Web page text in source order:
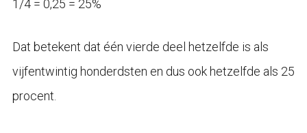
1/4 = 0,25 = 25%
Dat betekent dat één vierde deel hetzelfde is als
vijfentwintig honderdsten en dus ook hetzelfde als 25
procent.